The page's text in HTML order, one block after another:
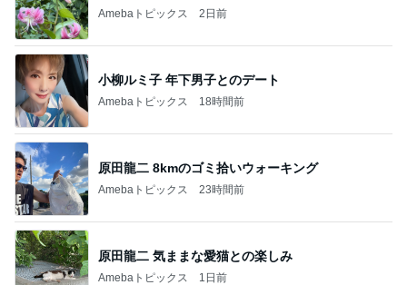
Amebaトピックス 2日前
小柳ルミ子 年下男子とのデート
Amebaトピックス 18時間前
原田龍二 8kmのゴミ拾いウォーキング
Amebaトピックス 23時間前
原田龍二 気ままな愛猫との楽しみ
Amebaトピックス 1日前